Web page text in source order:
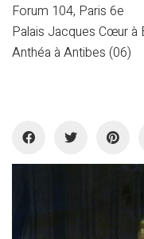
Forum 104, Paris 6e
Palais Jacques Cœur à
Anthéa à Antibes (06)